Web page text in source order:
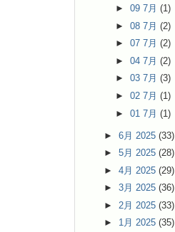
► 09 7月 (1)
► 08 7月 (2)
► 07 7月 (2)
► 04 7月 (2)
► 03 7月 (3)
► 02 7月 (1)
► 01 7月 (1)
►6月 2025(33)
►5月 2025(28)
►4月 2025(29)
►3月 2025(36)
► 2月 2025(33)
► 1月 2025(35)